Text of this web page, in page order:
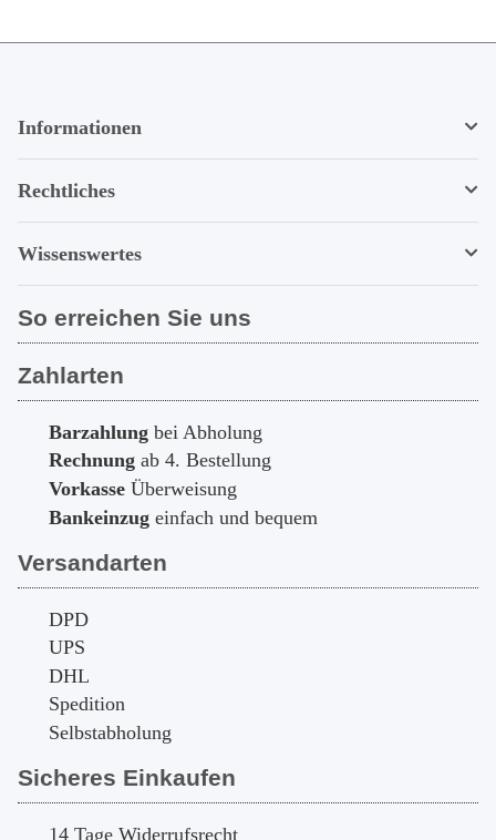
Informationen
Rechtliches
Wissenswertes
So erreichen Sie uns
Zahlarten
Barzahlung bei Abholung
Rechnung ab 4. Bestellung
VorkasseÜberweisung
Bankeinzug einfach und bequem
Versandarten
DPD
UPS
DHL
Spedition
Selbstabholung
Sicheres Einkaufen
14 Tage Widerrufsrecht